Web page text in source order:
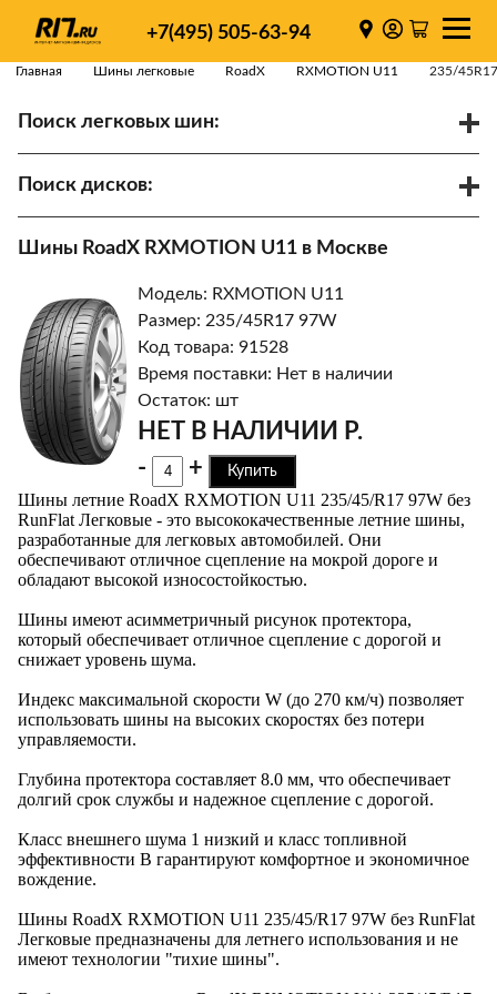
+7(495) 505-63-94
Главная Шины легковые RoadX RXMOTION U11 235/
Поиск легковых шин:
Поиск дисков:
Найти
Шины RoadX RXMOTION U11 в Москве
Модель: RXMOTION U11
Размер: 235/45R17 97W
Код товара: 91528
Время поставки: Нет в наличии
Остаток: шт
НЕТ В НАЛИЧИИ Р.
-
+ Купить
Шины летние RoadX RXMOTION U11 235/45/R17 97W без
RunFlat Легковые - это высококачественные летние шины,
разработанные для легковых автомобилей. Они
обеспечивают отличное сцепление на мокрой дороге и
обладают высокой износостойкостью.
Шины имеют асимметричный рисунок протектора,
который обеспечивает отличное сцепление с дорогой и
снижает уровень шума.
Индекс максимальной скорости W (до 270 км/ч) позволяет
использовать шины на высоких скоростях без потери
управляемости.
Глубина протектора составляет 8.0 мм, что обеспечивает
долгий срок службы и надежное сцепление с дорогой.
Класс внешнего шума 1 низкий и класс топливной
эффективности B гарантируют комфортное и экономичное
вождение.
Шины RoadX RXMOTION U11 235/45/R17 97W без RunFlat
Легковые предназначены для летнего использования и не
имеют технологии "тихие шины".